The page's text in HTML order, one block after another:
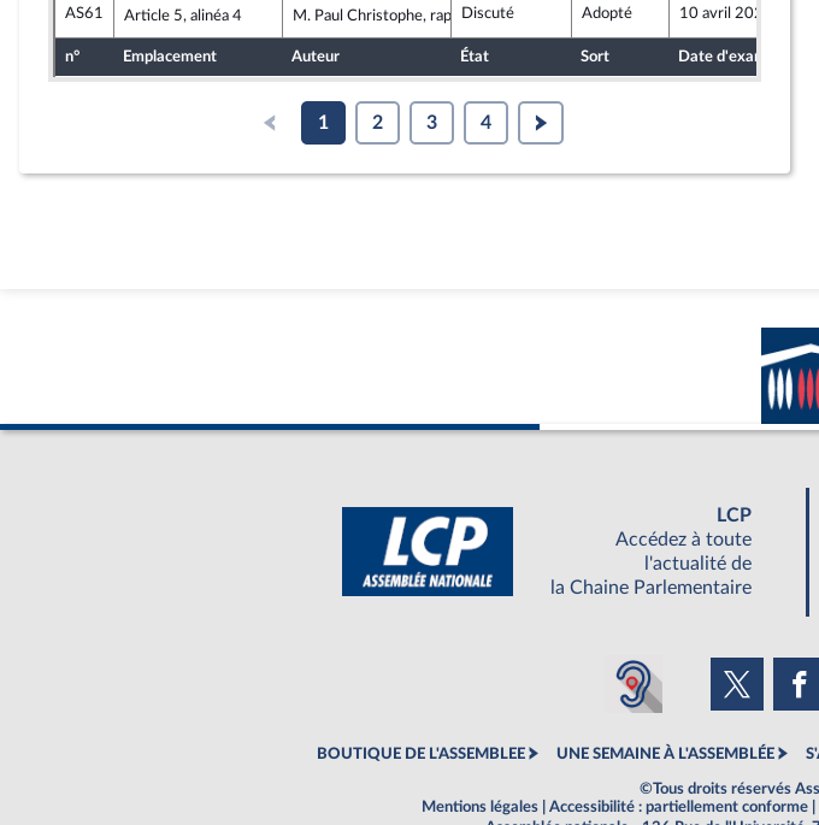
AS61 Article 5, alinéa 4 M. Paul Christophe, rapporteur
Discuté Adopté 10 avril 2024
n° Emplacement Auteur État Sort Date d'examen
1 2 3 4
LCP
Accédez à toute
l'actualité de
la Chaine Parlementaire
BOUTIQUE DE L'ASSEMBLEE UNE SEMAINE À L'ASSEMBLÉE
©Tous droits réservés
Mentions légales
Accessibilité : partiellement conforme